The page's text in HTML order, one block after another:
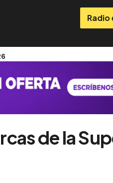
Radio
de la